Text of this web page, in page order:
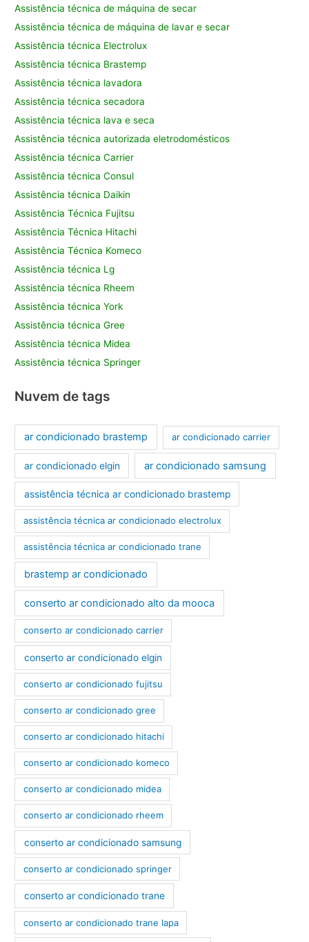
Assistência técnica de máquina de secar
Assistência técnica de máquina de lavar e secar
Assistência técnica Electrolux
Assistência técnica Brastemp
Assistência técnica lavadora
Assistência técnica secadora
Assistência técnica lava e seca
Assistência técnica autorizada eletrodomésticos
Assistência técnica Carrier
Assistência técnica Consul
Assistência técnica Daikin
Assistência Técnica Fujitsu
Assistência Técnica Hitachi
Assistência Técnica Komeco
Assistência técnica Lg
Assistência técnica Rheem
Assistência técnica York
Assistência técnica Gree
Assistência técnica Midea
Assistência técnica Springer
Nuvem de tags
ar condicionado brastemp ar condicionado carrier
ar condicionado elgin ar condicionado samsung
assistência técnica ar condicionado brastemp
assistência técnica ar condicionado electrolux
assistência técnica ar condicionado trane
brastemp ar condicionado
conserto ar condicionado alto da mooca
conserto ar condicionado carrier
conserto ar condicionado elgin
conserto ar condicionado fujitsu
conserto ar condicionado gree
conserto ar condicionado hitachi
conserto ar condicionado komeco
conserto ar condicionado midea
conserto ar condicionado rheem
conserto ar condicionado samsung
conserto ar condicionado springer
conserto ar condicionado trane
conserto ar condicionado trane lapa